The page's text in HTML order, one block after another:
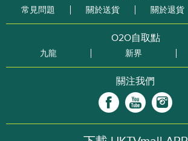
常見問題 關於送貨 關於退貨
O2O自取點
九龍 新界
關注我們